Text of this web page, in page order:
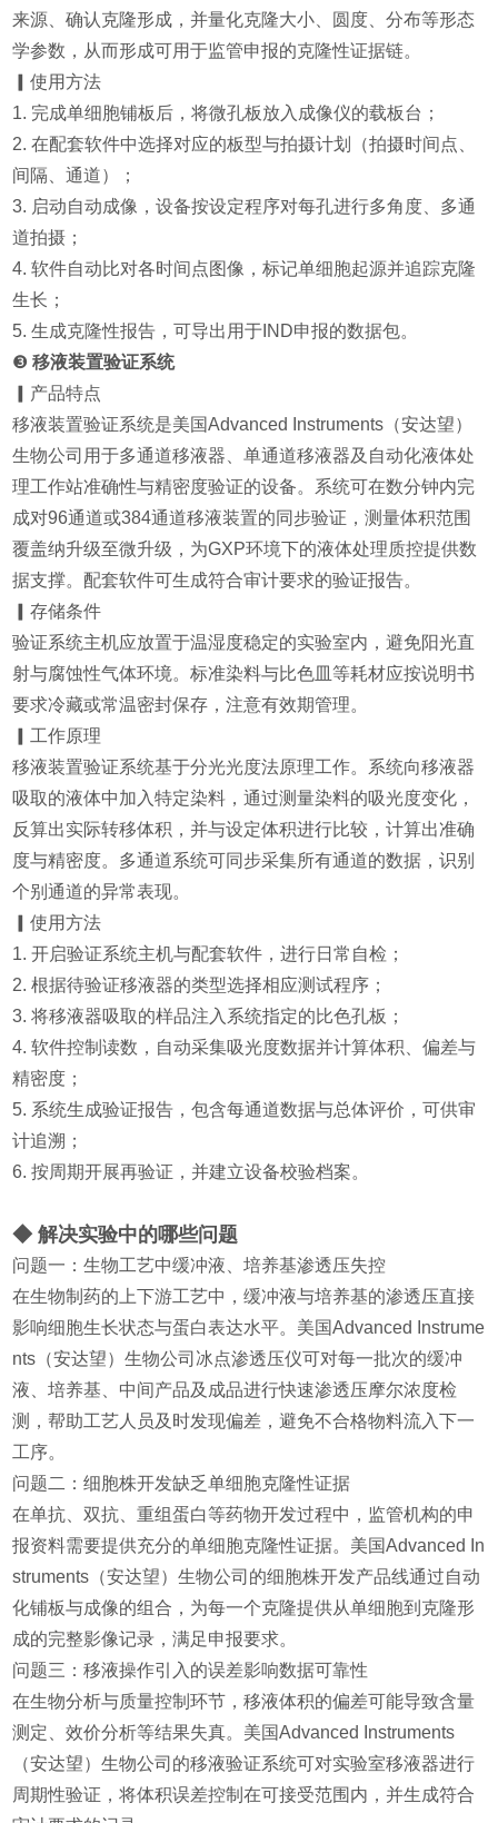
来源、确认克隆形成，并量化克隆大小、圆度、分布等形态
学参数，从而形成可用于监管申报的克隆性证据链。
▎使用方法
1. 完成单细胞铺板后，将微孔板放入成像仪的载板台；
2. 在配套软件中选择对应的板型与拍摄计划（拍摄时间点、
间隔、通道）；
3. 启动自动成像，设备按设定程序对每孔进行多角度、多通
道拍摄；
4. 软件自动比对各时间点图像，标记单细胞起源并追踪克隆
生长；
5. 生成克隆性报告，可导出用于IND申报的数据包。
❸移液装置验证系统
▎产品特点
移液装置验证系统是美国Advanced Instruments（安达望）
生物公司用于多通道移液器、单通道移液器及自动化液体处
理工作站准确性与精密度验证的设备。系统可在数分钟内完
成对96通道或384通道移液装置的同步验证，测量体积范围
覆盖纳升级至微升级，为GXP环境下的液体处理质控提供数
据支撑。配套软件可生成符合审计要求的验证报告。
▎存储条件
验证系统主机应放置于温湿度稳定的实验室内，避免阳光直
射与腐蚀性气体环境。标准染料与比色皿等耗材应按说明书
要求冷藏或常温密封保存，注意有效期管理。
▎工作原理
移液装置验证系统基于分光光度法原理工作。系统向移液器
吸取的液体中加入特定染料，通过测量染料的吸光度变化，
反算出实际转移体积，并与设定体积进行比较，计算出准确
度与精密度。多通道系统可同步采集所有通道的数据，识别
个别通道的异常表现。
▎使用方法
1. 开启验证系统主机与配套软件，进行日常自检；
2. 根据待验证移液器的类型选择相应测试程序；
3. 将移液器吸取的样品注入系统指定的比色孔板；
4. 软件控制读数，自动采集吸光度数据并计算体积、偏差与
精密度；
5. 系统生成验证报告，包含每通道数据与总体评价，可供审
计追溯；
6. 按周期开展再验证，并建立设备校验档案。
◆ 解决实验中的哪些问题
问题一：生物工艺中缓冲液、培养基渗透压失控
在生物制药的上下游工艺中，缓冲液与培养基的渗透压直接
影响细胞生长状态与蛋白表达水平。美国Advanced Instrume
nts（安达望）生物公司冰点渗透压仪可对每一批次的缓冲
液、培养基、中间产品及成品进行快速渗透压摩尔浓度检
测，帮助工艺人员及时发现偏差，避免不合格物料流入下一
工序。
问题二：细胞株开发缺乏单细胞克隆性证据
在单抗、双抗、重组蛋白等药物开发过程中，监管机构的申
报资料需要提供充分的单细胞克隆性证据。美国Advanced In
struments（安达望）生物公司的细胞株开发产品线通过自动
化铺板与成像的组合，为每一个克隆提供从单细胞到克隆形
成的完整影像记录，满足申报要求。
问题三：移液操作引入的误差影响数据可靠性
在生物分析与质量控制环节，移液体积的偏差可能导致含量
测定、效价分析等结果失真。美国Advanced Instruments
（安达望）生物公司的移液验证系统可对实验室移液器进行
周期性验证，将体积误差控制在可接受范围内，并生成符合